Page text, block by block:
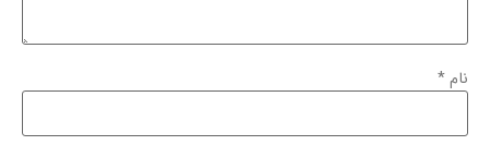
نام*